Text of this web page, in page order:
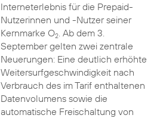
Interneterlebnis für die Prepaid-
Nutzerinnen und -Nutzer seiner
Kernmarke O2. Ab dem 3.
September gelten zwei zentrale
Neuerungen: Eine deutlich erhöhte
Weitersurfgeschwindigkeit nach
Verbrauch des im Tarif enthaltenen
Datenvolumens sowie die
automatische Freischaltung von